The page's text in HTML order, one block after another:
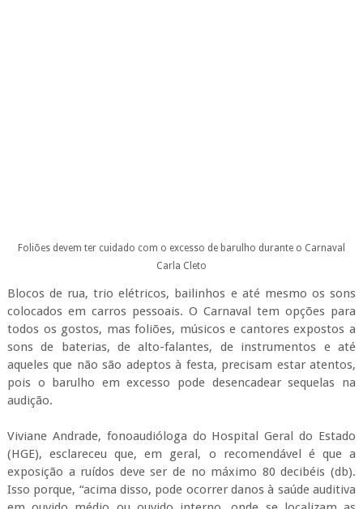
Isso porque, “acima disso, pode ocorrer danos à saúde auditiva
em ouvido médio ou ouvido interno, onde se localizam as
células ciliadas, atuantes no processamento auditivo”, alertou.
Segundo ela, quanto maior a intensidade sonora ambiental,
menor deve ser o tempo de exposição. “Não é recomendado
longo tempo de exposição a um som muito alto. A norma
exemplo, diz que se deve respeitar o limite máximo de 85db
por 8 horas consecutivas, e, mesmo nesta condição, é
sugerido o uso de protetores auriculares”, recomendou a
especialista.